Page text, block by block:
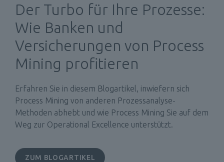
Der Turbo für Ihre Prozesse:
Wie Banken und
Versicherungen von Process
Mining profitieren
Erfahren Sie in diesem Blogartikel, inwiefern sich
Process Mining von anderen Prozessanalyse-
Methoden abhebt und wie Process Mining Sie auf dem
Weg zur Operational Excellence unterstützt.
ZUM BLOGARTIKEL